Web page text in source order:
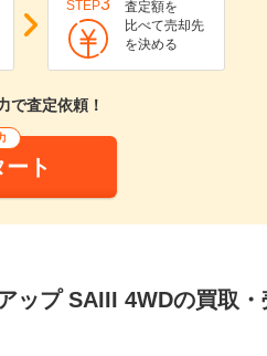
STEP3
査定額を
比べて売却先
を決める
で査定依頼！
ト
ップ SAIII 4WDの買取・